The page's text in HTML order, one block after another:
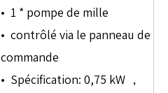
• 1 * pompe de mille
• contrôlé via le panneau de
commande
• Spécification: 0,75 kW ，